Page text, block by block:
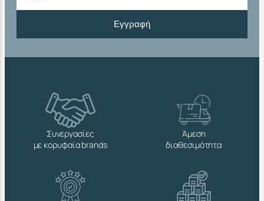
Εγγραφή
Συνεργασίες
με κορυφαία brands
Άμεση
διαθεσιμότητα